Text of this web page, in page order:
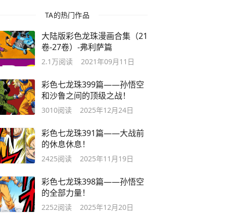
TA的热门作品
大陆版彩色龙珠漫画合集（21
卷-27卷）-弗利萨篇
2.1万阅读 2021年09月11日
彩色七龙珠399篇——孙悟空
和沙鲁之间的顶级之战！
3010阅读 2025年12月24日
彩色七龙珠391篇——大战前
的休息休息！
2425阅读 2025年11月19日
彩色七龙珠398篇——孙悟空
的全部力量！
2252阅读 2025年12月20日